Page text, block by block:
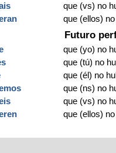
que (vs) no
que (ellos)
Futuro
que (yo) no
que (tú) no
que (él) no
que (ns) no
que (vs) no
que (ellos)